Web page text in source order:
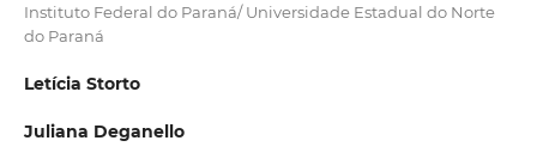
Instituto Federal do Paraná/ Universidade Estadual do Norte
do Paraná
Letícia Storto
Juliana Deganello